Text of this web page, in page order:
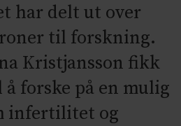
har delt ut over
til forskning.
Kristjansson fikk
forske på en mulig
infertilitet og